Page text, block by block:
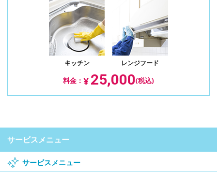
キッチン レンジフード
料金： ¥25,000(税込)
サービスメニュー
サービスメニュー